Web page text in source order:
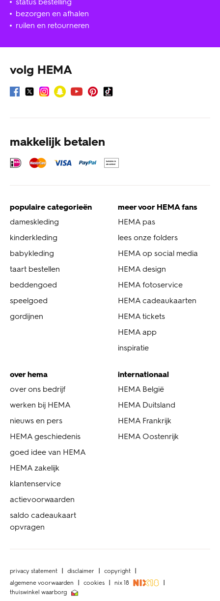
status bestelling
bezorgen en afhalen
ruilen en retourneren
volg HEMA
makkelijk betalen
populaire categorieën
dameskleding
kinderkleding
babykleding
taart bestellen
beddengoed
speelgoed
gordijnen
meer voor HEMA fans
HEMA pas
lees onze folders
HEMA op social media
HEMA design
HEMA fotoservice
HEMA cadeaukaarten
HEMA tickets
HEMA app
inspiratie
over hema
over ons bedrijf
werken bij HEMA
nieuws en pers
HEMA geschiedenis
goed idee van HEMA
HEMA zakelijk
klantenservice
actievoorwaarden
saldo cadeaukaart
opvragen
internationaal
HEMA België
HEMA Duitsland
HEMA Frankrijk
HEMA Oostenrijk
privacy statement disclaimer
copyright
algemene voorwaarden
cookies
nix 18
thuiswinkel waarborg